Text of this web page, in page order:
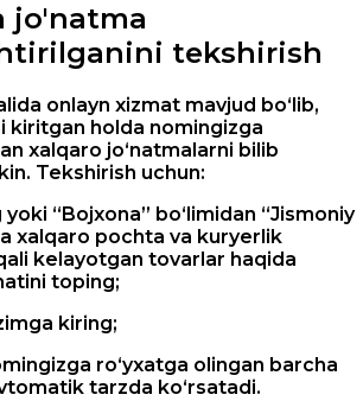
jo'natma
tekshirish
onlayn xizmat mavjud bo‘lib,
kiritgan holda nomingizga
xalqaro jo‘natmalarni bilib
Tekshirish uchun:
yoki “Bojxona” bo‘limidan “Jismoniy
xalqaro pochta va kuryerlik
kelayotgan tovarlar haqida
toping;
kiring;
ro‘yxatga olingan barcha
tarzda ko‘rsatadi.